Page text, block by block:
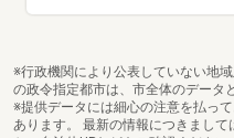
※行政機関により公表していない地
の政令指定都市は、市全体のデータ
※提供データには細心の注意を払っ
あります。 最新の情報につきまして